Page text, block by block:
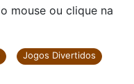
mouse ou clique na
Jogos Divertidos